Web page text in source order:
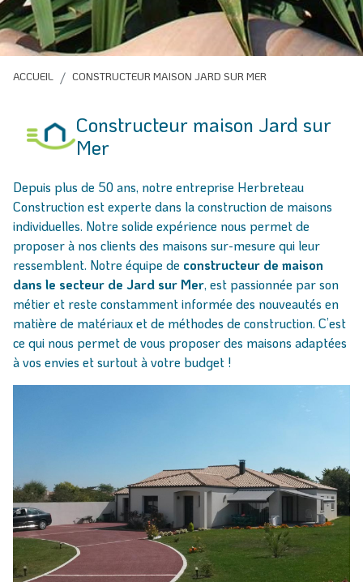
ACCUEIL CONSTRUCTEUR MAISON JARD SUR MER
Constructeur maison Jard sur
Mer
Depuis plus de 50 ans, notre entreprise Herbreteau
Construction est experte dans la construction de maisons
individuelles. Notre solide expérience nous permet de
proposer à nos clients des maisons sur-mesure qui leur
ressemblent. Notre équipe de constructeur de maison
dans le secteur de Jard sur Mer, est passionnée par son
métier et reste constamment informée des nouveautés en
matière de matériaux et de méthodes de construction. C’est
ce qui nous permet de vous proposer des maisons adaptées
à vos envies et surtout à votre budget !